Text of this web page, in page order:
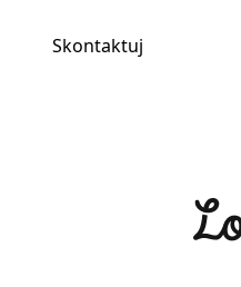
Skontaktuj